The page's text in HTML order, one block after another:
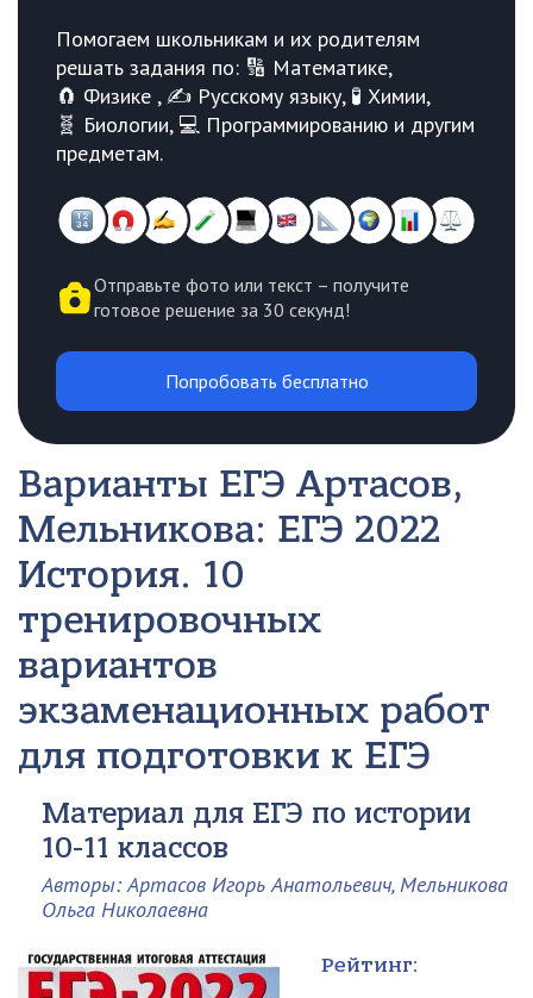
Помогаем школьникам и их родителям
решать задания по: 🔢 Математике,
🧲 Физике , ✍️ Русскому языку, 🧪 Химии,
🧬 Биологии, 💻 Программированию и другим
предметам.
Отправьте фото или текст – получите
готовое решение за 30 секунд!
Попробовать бесплатно
Варианты ЕГЭ Артасов,
Мельникова: ЕГЭ 2022
История. 10
тренировочных
вариантов
экзаменационных работ
для подготовки к ЕГЭ
Материал для ЕГЭ по истории
10-11 классов
Авторы: Артасов Игорь Анатольевич, Мельникова
Ольга Николаевна
Рейтинг: